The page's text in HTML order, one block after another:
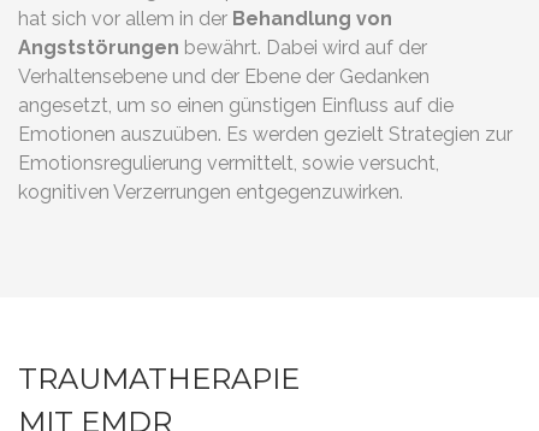
hat sich vor allem in der Behandlung von
Angststörungen bewährt. Dabei wird auf der
Verhaltensebene und der Ebene der Gedanken
angesetzt, um so einen günstigen Einfluss auf die
Emotionen auszuüben. Es werden gezielt Strategien zur
Emotionsregulierung vermittelt, sowie versucht,
kognitiven Verzerrungen entgegenzuwirken.
TRAUMATHERAPIE
MIT EMDR